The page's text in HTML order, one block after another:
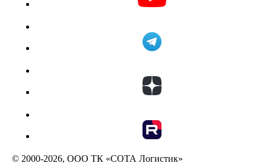
© 2000-2026, ООО ТК «СОТА Логистик»